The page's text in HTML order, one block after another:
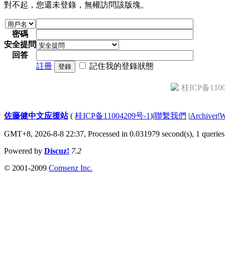
對不起，您還未登錄，無權訪問該版塊。
密碼
安全提問
回答
註冊
登錄 記住我的登錄狀態
桂ICP备
佐藤健中文应援站( 桂ICP备11004209号-1)|聯繫我們 |Archiver|
GMT+8, 2026-8-8 22:37, Processed in 0.031979 second(s), 1 queries
Powered by Discuz! 7.2
© 2001-2009 Comsenz Inc.